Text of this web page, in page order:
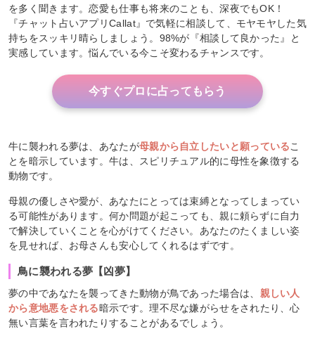
を多く聞きます。恋愛も仕事も将来のことも、深夜でもOK！
『チャット占いアプリCallat』で気軽に相談して、モヤモヤした気
持ちをスッキリ晴らしましょう。98%が『相談して良かった』と
実感しています。悩んでいる今こそ変わるチャンスです。
今すぐプロに占ってもらう
牛に襲われる夢は、あなたが母親から自立したいと願っているこ
とを暗示しています。牛は、スピリチュアル的に母性を象徴する
動物です。
母親の優しさや愛が、あなたにとっては束縛となってしまってい
る可能性があります。何か問題が起こっても、親に頼らずに自力
で解決していくことを心がけてください。あなたのたくましい姿
を見せれば、お母さんも安心してくれるはずです。
鳥に襲われる夢【凶夢】
夢の中であなたを襲ってきた動物が鳥であった場合は、 親しい人
から意地悪をされる暗示です。理不尽な嫌がらせをされたり、心
無い言葉を言われたりすることがあるでしょう。